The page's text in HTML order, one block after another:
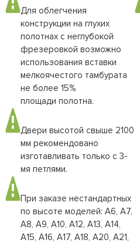
Для облегчения
конструкции на глухих
полотнах с неглубокой
фрезеровкой возможно
использования вставки
мелкоячестого тамбурата
не более 15%
площади полотна.
Двери высотой свыше 2100
мм рекомендовано
изготавливать только с 3-
мя петлями.
При заказе нестандартных
по высоте моделей: А6, А7,
А8, А9, А10, А12, А13, А14,
А15, А16, А17, А18, А20, А21,